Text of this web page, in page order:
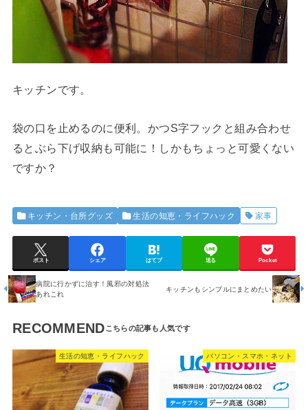
キッチンです。
袋の口を止めるのに便利。かつS字フックと組み合わせ
るとぶら下げ収納も可能に！しかもちょっと可愛くない
ですか？
キッチン・台所グッズ 生活の知恵・ライフハック 家事
ポスト シェア はてブ 送る Pocket
病院に行かずに治す！風邪の対処法
あれこれ
キッチンもシンプルにまとめたい
RECOMMEND
生活の知恵・ライフハック パソコン・スマホ・ネット